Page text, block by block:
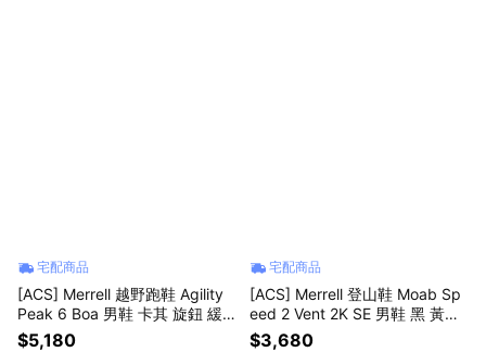
宅配商品
[ACS] Merrell 越野跑鞋 Agility
Peak 6 Boa 男鞋 卡其 旋鈕 緩
震 戶外 ML00005569
$5,180
宅配商品
[ACS] Merrell 登山鞋 Moab Sp
eed 2 Vent 2K SE 男鞋 黑 黃金
大底 ML00005338
$3,680